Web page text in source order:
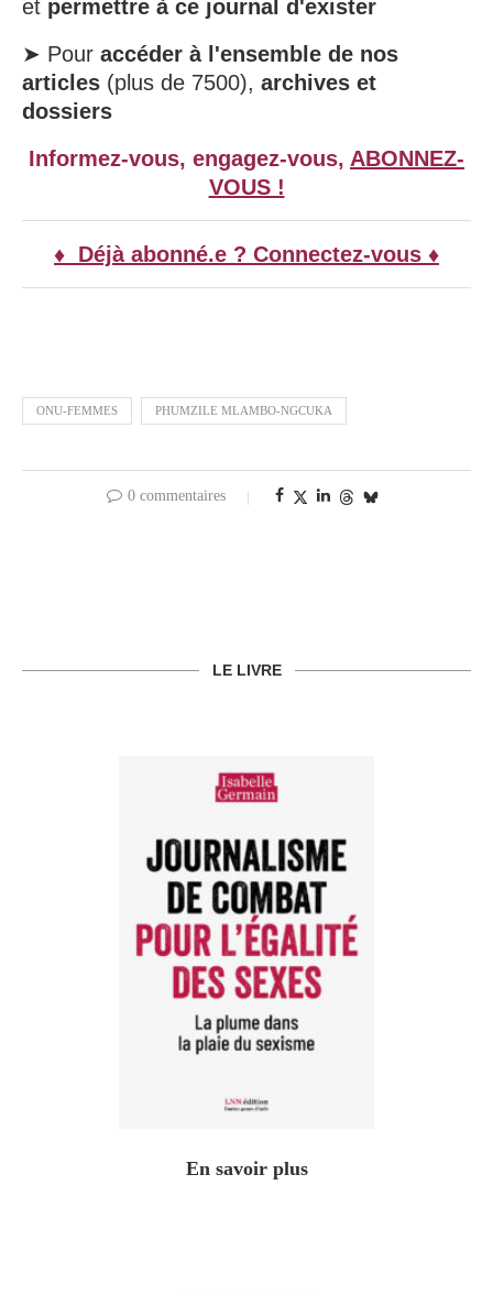
et permettre à ce journal d'exister
➤ Pour accéder à l'ensemble de nos
articles (plus de 7500), archives et
dossiers
Informez-vous, engagez-vous, ABONNEZ-
VOUS !
♦ Déjà abonné.e ? Connectez-vous ♦
ONU-FEMMES PHUMZILE MLAMBO-NGCUKA
0 commentaires
LE LIVRE
En savoir plus